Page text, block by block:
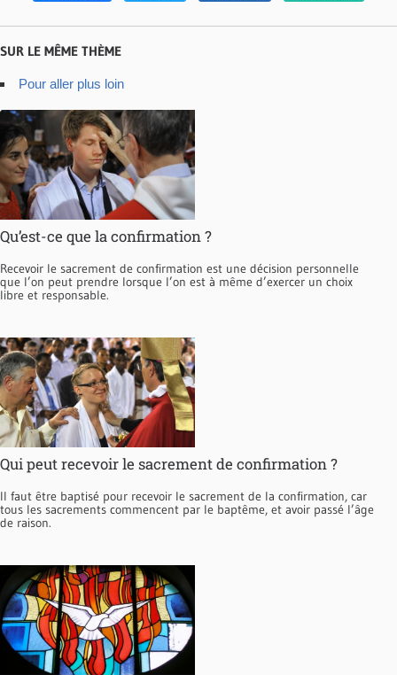
SUR LE MÊME THÈME
Pour aller plus loin
Qu’est-ce que la confirmation ?
Recevoir le sacrement de confirmation est une décision personnelle
que l’on peut prendre lorsque l’on est à même d’exercer un choix
libre et responsable.
Qui peut recevoir le sacrement de confirmation ?
Il faut être baptisé pour recevoir le sacrement de la confirmation, car
tous les sacrements commencent par le baptême, et avoir passé l’âge
de raison.